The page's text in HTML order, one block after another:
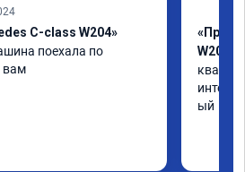
C-class W204»
поехала по
вам
W205»
ый